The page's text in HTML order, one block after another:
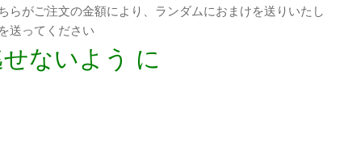
がご注文の金額により、ランダムにおまけを送りいたし
送ってください
ないよう に